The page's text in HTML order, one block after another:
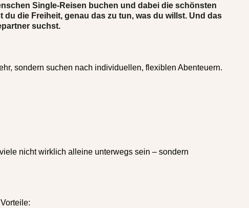
Single-Reisen buchen und dabei die schönsten
die Freiheit, genau das zu tun, was du willst. Und das
suchst.
sondern suchen nach individuellen, flexiblen Abenteuern.
nicht wirklich alleine unterwegs sein – sondern